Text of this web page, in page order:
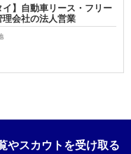
イ】自動車リース・フリー
理会社の法人営業
やスカウトを受け取る